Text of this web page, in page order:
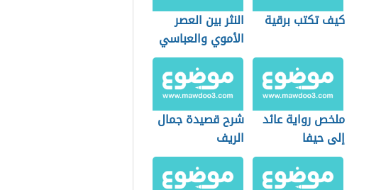
كيف تكتب برقية
النثر بين العصر
الأموي والعباسي
ملخص رواية عائد
إلى حيفا
شرح قصيدة جمال
الريف